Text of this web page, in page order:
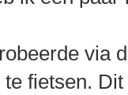
via
te fietsen.